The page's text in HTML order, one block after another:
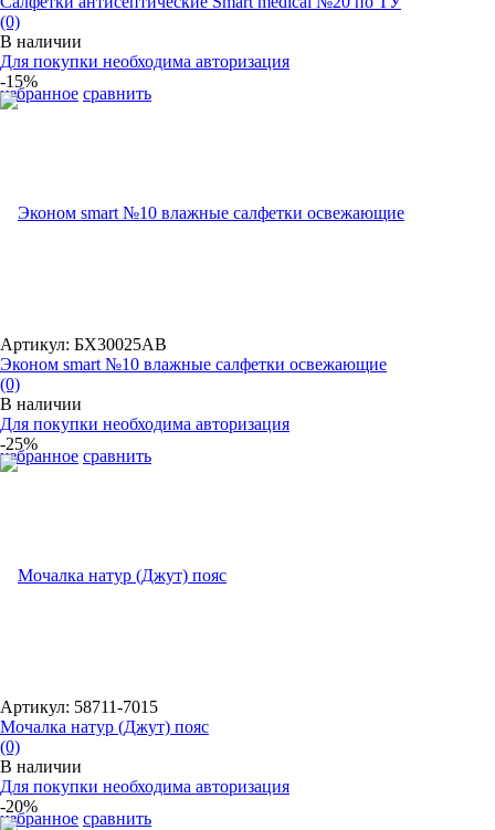
избранное сравнить
(0)
В наличии
Для покупки необходима авторизация
-15%
избранное сравнить
Артикул: БХ30025АВ
Эконом smart №10 влажные салфетки освежающие
(0)
В наличии
Для покупки необходима авторизация
-25%
избранное сравнить
Артикул: 58711-7015
Мочалка натур (Джут) пояс
(0)
В наличии
Для покупки необходима авторизация
-20%